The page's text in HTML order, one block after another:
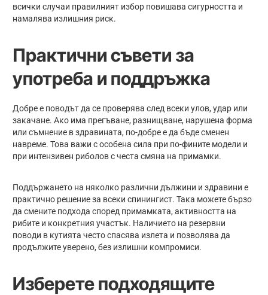
всички случаи правилният избор повишава сигурността и
намалява излишния риск.
Практични съвети за
употреба и поддръжка
Добре е поводът да се проверява след всеки улов, удар или
закачане. Ако има прегъване, разнищване, нарушена форма
или съмнение в здравината, по-добре е да бъде сменен
навреме. Това важи с особена сила при по-фините модели и
при интензивен риболов с честа смяна на примамки.
Поддържането на няколко различни дължини и здравини е
практично решение за всеки спинингист. Така можете бързо
да смените подхода според примамката, активността на
рибите и конкретния участък. Наличието на резервни
поводи в кутията често спасява излета и позволява да
продължите уверено, без излишни компромиси.
Изберете подходящите